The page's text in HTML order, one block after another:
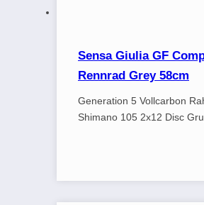
Sensa Giulia GF
Rennrad Grey 58cm
Generation 5 Vollcarbon
Shimano 105 2x12 Disc